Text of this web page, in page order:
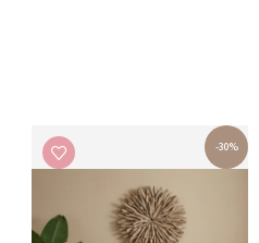
-30%